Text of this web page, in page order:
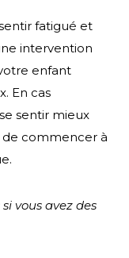
fatigué et
intervention
enfant
En cas
sentir mieux
de commencer à
vous avez des